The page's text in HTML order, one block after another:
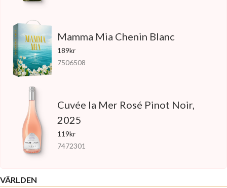
Mamma Mia Chenin Blanc
189kr
7506508
Cuvée la Mer Rosé Pinot Noir,
2025
119kr
7472301
VÄRLDEN